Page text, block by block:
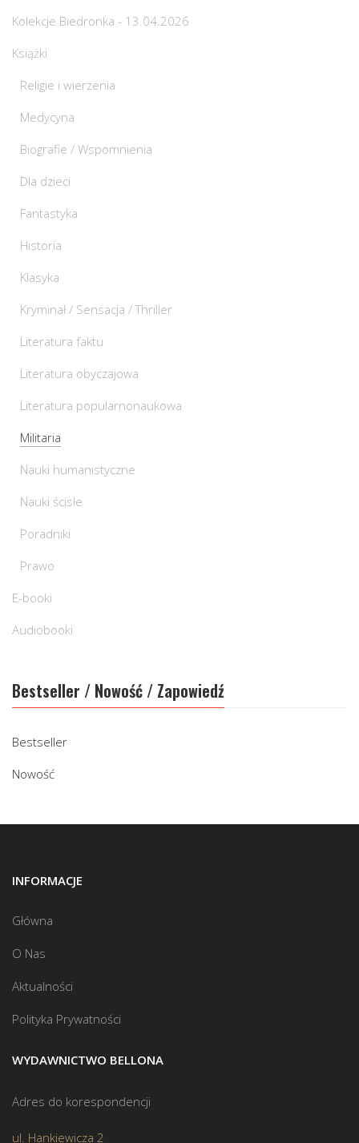
Kolekcje Biedronka - 13.04.2026
Książki
Religie i wierzenia
Medycyna
Biografie / Wspomnienia
Dla dzieci
Fantastyka
Historia
Klasyka
Kryminał / Sensacja / Thriller
Literatura faktu
Literatura obyczajowa
Literatura popularnonaukowa
Militaria
Nauki humanistyczne
Nauki ścisłe
Poradniki
Prawo
E-booki
Audiobooki
Bestseller / Nowość / Zapowiedź
Bestseller
Nowość
INFORMACJE
Główna
O Nas
Aktualności
Polityka Prywatności
WYDAWNICTWO BELLONA
Adres do korespondencji
ul. Hankiewicza 2